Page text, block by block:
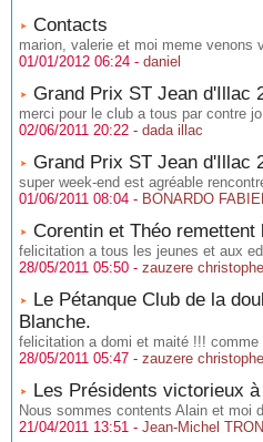
Contacts
marion, valerie et moi meme venons
01/01/2012 06:24 - daniel
Grand Prix ST Jean d'Illac
merci pour le club a tous par contre
02/06/2011 20:22 - dada illac
Grand Prix ST Jean d'Illac
super week-end est agréable
01/06/2011 08:04 - BONARDO
Corentin et Théo remettent
felicitation a tous les jeunes et aux
28/05/2011 05:50 - zauzere christophe
Le Pétanque Club de la
Blanche.
felicitation a domi et maité !!! comme
28/05/2011 05:47 - zauzere christophe
Les Présidents victorieux à
Nous sommes contents Alain et moi
21/04/2011 13:51 - Jean-Michel